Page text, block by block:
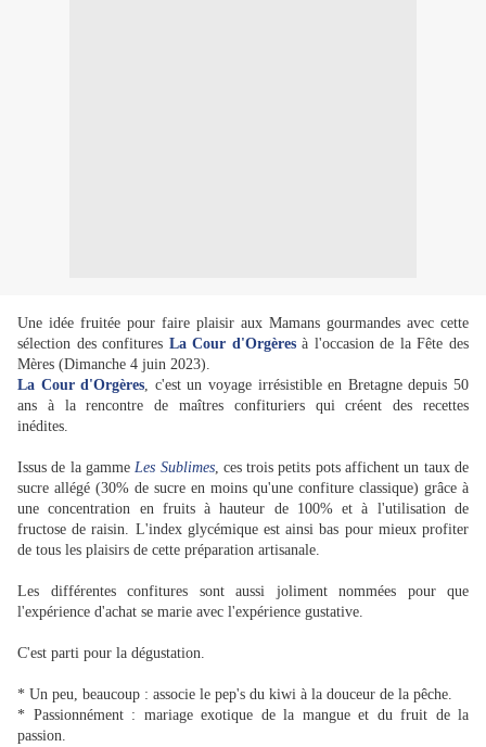
Une idée fruitée pour faire plaisir aux Mamans gourmandes avec cette
sélection des confitures La Cour d'Orgèresà l'occasion de la Fête des
Mères (Dimanche 4 juin 2023).
La Cour d'Orgères, c'est un voyage irrésistible en Bretagne depuis 50
ans à la rencontre de maîtres confituriers qui créent des recettes
inédites.
Issus de la gammeLes Sublimes, ces trois petits pots affichent un taux de
sucre allégé (30% de sucre en moins qu'une confiture classique) grâce à
une concentration en fruits à hauteur de 100% et à l'utilisation de
fructose de raisin. L'index glycémique est ainsi bas pour mieux profiter
de tous les plaisirs de cette préparation artisanale.
Les différentes confitures sont aussi joliment nommées pour que
l'expérience d'achat se marie avec l'expérience gustative.
C'est parti pour la dégustation.
* Un peu, beaucoup : associe le pep's du kiwi à la douceur de la pêche.
* Passionnément : mariage exotique de la mangue et du fruit de la
passion.